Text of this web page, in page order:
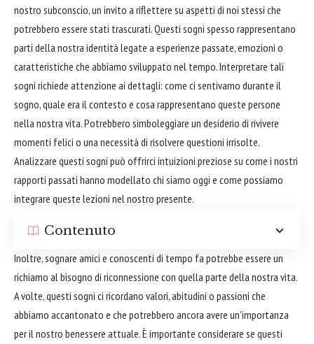
nostro subconscio, un invito a riflettere su aspetti di noi stessi che
potrebbero essere stati trascurati. Questi sogni spesso rappresentano
parti della nostra identità legate a esperienze passate, emozioni o
caratteristiche che abbiamo sviluppato nel tempo. Interpretare tali
sogni richiede attenzione ai dettagli: come ci sentivamo durante il
sogno, quale era il contesto e cosa rappresentano queste persone
nella nostra vita. Potrebbero simboleggiare un desiderio di rivivere
momenti felici o una necessità di risolvere questioni irrisolte.
Analizzare questi sogni può offrirci intuizioni preziose su come i nostri
rapporti passati hanno modellato chi siamo oggi e come possiamo
integrare queste lezioni nel nostro presente.
Contenuto
Inoltre, sognare amici e conoscenti di tempo fa potrebbe essere un
richiamo al bisogno di riconnessione con quella parte della nostra vita.
A volte, questi sogni ci ricordano valori, abitudini o passioni che
abbiamo accantonato e che potrebbero ancora avere un’importanza
per il nostro benessere attuale. È importante considerare se questi